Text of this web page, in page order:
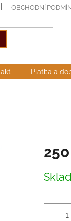
OBCHODNÍ
Platba a
cena: